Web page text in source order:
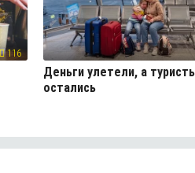
116
Деньги улетели, а
остались